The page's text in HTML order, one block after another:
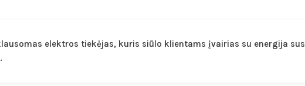
elektros tiekėjas, kuris siūlo klientams įvairias su energija